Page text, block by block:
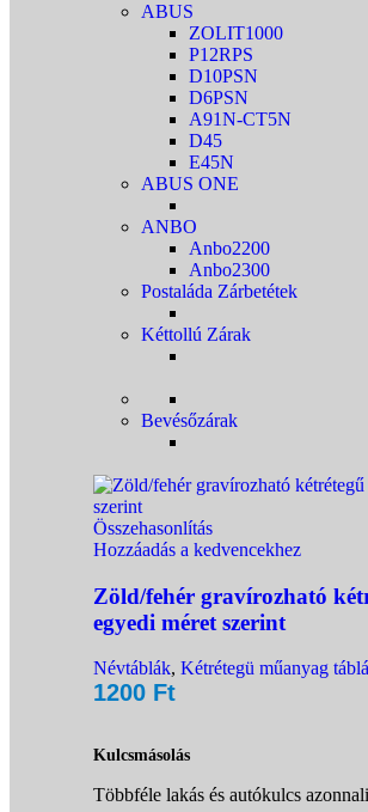
ABUS
ZOLIT1000
P12RPS
D10PSN
D6PSN
A91N-CT5N
D45
E45N
ABUS ONE
ANBO
Anbo2200
Anbo2300
Postaláda Zárbetétek
Kéttollú Zárak
Bevésőzárak
Összehasonlítás
Hozzáadás a kedvencekhez
Zöld/fehér gravírozható
egyedi méret szerint
Névtáblák, Kétrétegü műanyag
1200 Ft
Kulcsmásolás
Többféle lakás és autókulcs